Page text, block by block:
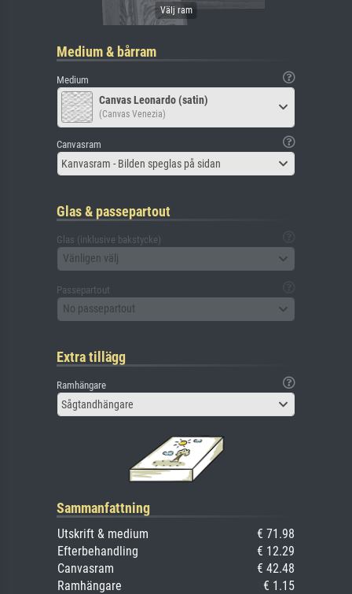
Medium & bårram
Medium
Canvas Leonardo (satin)
(Canvas Venezia)
Canvasram
Kanvasram - Bilden speglas på sidan
Glas & passepartout
Glas (inklusive bakstycke)
Vänligen välj
Passepartout
No passepartout
Extra tillägg
Ramhängare
Sågtandhängare
Sammanfattning
Utskrift & medium
€ 71.98
Efterbehandling
€ 12.29
Canvasram
€ 42.48
Ramhängare
€ 1.15